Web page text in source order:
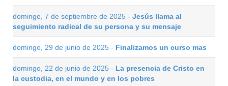
domingo, 7 de septiembre de 2025 - Jesús llama al
seguimiento radical de su persona y su mensaje
domingo, 29 de junio de 2025 - Finalizamos un curso mas
domingo, 22 de junio de 2025 - La presencia de Cristo en
la custodia, en el mundo y en los pobres